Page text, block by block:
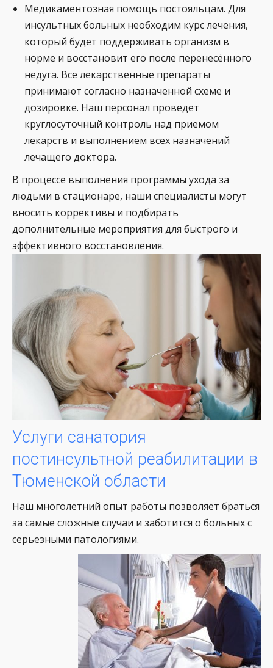
Медикаментозная помощь постояльцам. Для
инсультных больных необходим курс лечения,
который будет поддерживать организм в
норме и восстановит его после перенесённого
недуга. Все лекарственные препараты
принимают согласно назначенной схеме и
дозировке. Наш персонал проведет
круглосуточный контроль над приемом
лекарств и выполнением всех назначений
лечащего доктора.
В процессе выполнения программы ухода за
людьми в стационаре, наши специалисты могут
вносить коррективы и подбирать
дополнительные мероприятия для быстрого и
эффективного восстановления.
Услуги санатория
постинсультной реабилитации в
Тюменской области
Наш многолетний опыт работы позволяет браться
за самые сложные случаи и заботится о больных с
серьезными патологиями.